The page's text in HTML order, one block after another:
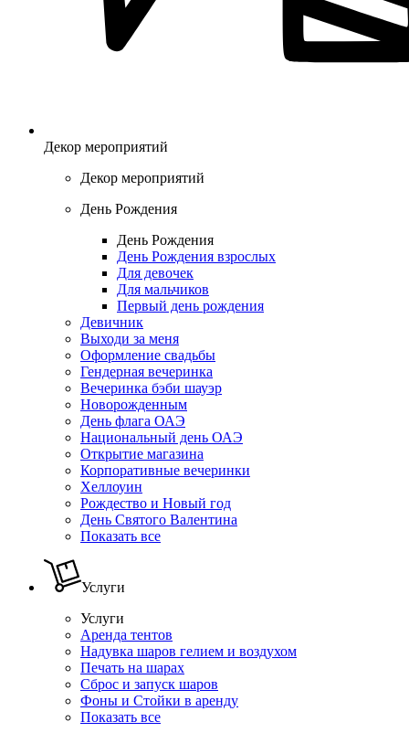
Декор мероприятий
Декор мероприятий
День Рождения
День Рождения
День Рождения взрослых
Для девочек
Для мальчиков
Первый день рождения
Девичник
Выходи за меня
Оформление свадьбы
Гендерная вечеринка
Вечеринка бэби шауэр
Новорожденным
День флага ОАЭ
Национальный день ОАЭ
Открытие магазина
Корпоративные вечеринки
Хеллоуин
Рождество и Новый год
День Святого Валентина
Показать все
Услуги
Услуги
Аренда тентов
Надувка шаров гелием и воздухом
Печать на шарах
Сброс и запуск шаров
Фоны и Стойки в аренду
Показать все